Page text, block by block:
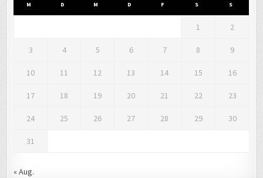
M D M D F S S
1 2
3 4 5 6 7 8 9
10 11 12 13 14 15 16
17 18 19 20 21 22 23
24 25 26 27 28 29 30
31
« Aug.